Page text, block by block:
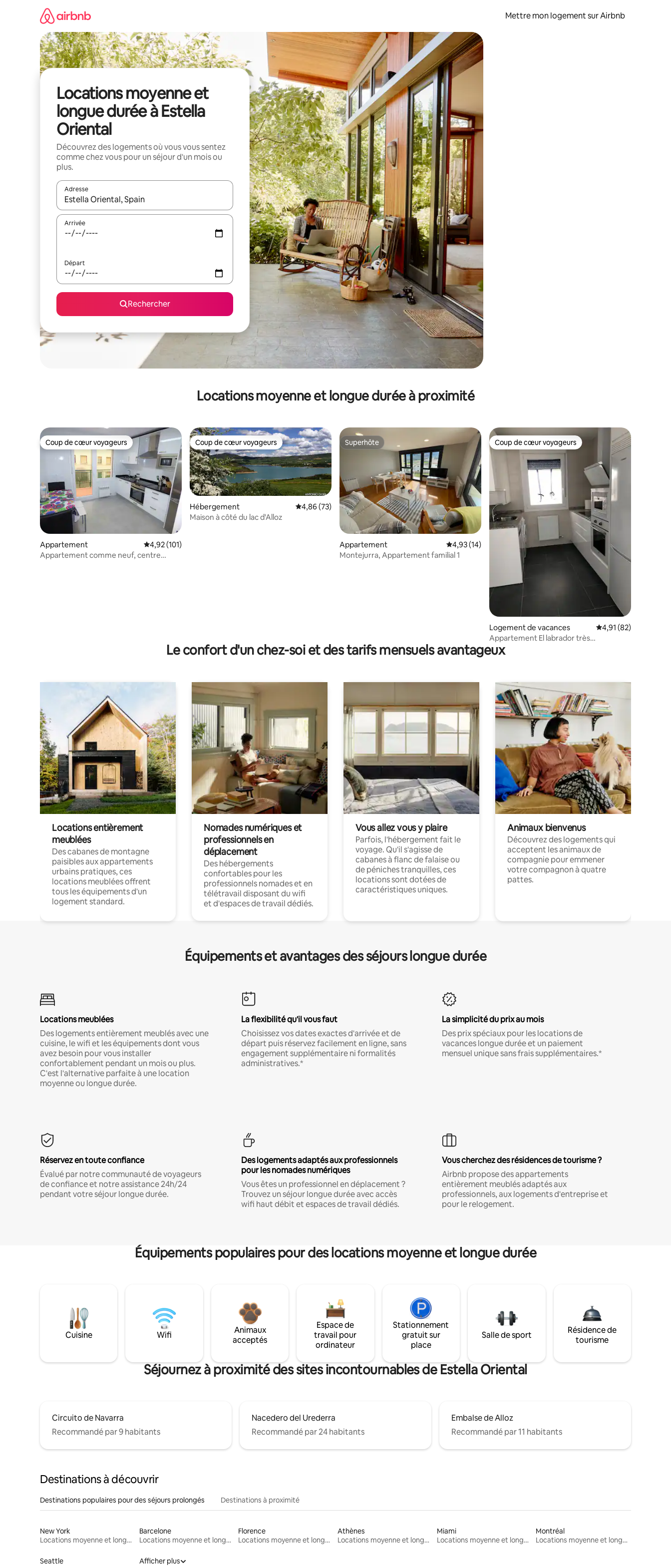
Mettre mon logement sur Airbnb
Locations moyenne et
longue durée à Estella
Oriental
Découvrez des logements où vous vous sentez
comme chez vous pour un séjour d'un mois ou
plus.
Adresse
Lorsque les résultats s'affichent, utilisez les flèches vers le haut et vers le bas pour les parcourir ou en appuyant et en faisant glisser.
Arrivée
Départ
Rechercher
Locations moyenne et longue durée à proximité
Coup de cœur voyageurs
Coup de cœur voyageurs
Appartement Évaluation moyenne sur la base de 101 commentaires : 4,92 sur 5
4,92 (101)
Appartement comme neuf, centre
Coup de cœur voyageurs
Coup de cœur voyageurs
Hébergement Évaluation moyenne sur la base de 73 commentaires : 4,86 sur 5
4,86 (73)
Maison à côté du lac d'Alloz
Superhôte
Superhôte
Appartement Évaluation moyenne sur la base de 14 commentaires : 4,93 sur 5
4,93 (14)
Montejurra, Appartement familial 1
Coup de cœur voyageurs
Coup de cœur voyageurs
Logement de vacances Évaluation moyenne
4,91 (82)
Appartement El labrador très
confortable venez nous voir
Le confort d'un chez-soi et des tarifs mensuels avantageux
Locations entièrement
meublées
Des cabanes de montagne
paisibles aux appartements
urbains pratiques, ces
locations meublées offrent
tous les équipements d'un
logement standard.
Nomades numériques et
professionnels en
déplacement
Des hébergements
confortables pour les
professionnels nomades et en
télétravail disposant du wifi
et d'espaces de travail dédiés.
Vous allez vous y plaire
Parfois, l'hébergement fait le
voyage. Qu'il s'agisse de
cabanes à flanc de falaise ou
de péniches tranquilles, ces
locations sont dotées de
caractéristiques uniques.
Animaux bienvenus
Découvrez des logements qui
acceptent les animaux de
compagnie pour emmener
votre compagnon à quatre
pattes.
Équipements et avantages des séjours longue durée
Locations meublées
Des logements entièrement meublés avec une
cuisine, le wifi et les équipements dont vous
avez besoin pour vous installer
confortablement pendant un mois ou plus.
C'est l'alternative parfaite à une location
moyenne ou longue durée.
La flexibilité qu'il vous faut
Choisissez vos dates exactes d'arrivée et de
départ puis réservez facilement en ligne, sans
engagement supplémentaire ni formalités
administratives.*
La simplicité du prix au mois
Des prix spéciaux pour les locations de
vacances longue durée et un paiement
mensuel unique sans frais supplémentaires.*
Réservez en toute confiance
Évalué par notre communauté de voyageurs
de confiance et notre assistance 24h/24
pendant votre séjour longue durée.
Des logements adaptés aux professionnels
pour les nomades numériques
Vous êtes un professionnel en déplacement ?
Trouvez un séjour longue durée avec accès
wifi haut débit et espaces de travail dédiés.
Vous cherchez des résidences de tourisme ?
Airbnb propose des appartements
entièrement meublés adaptés aux
professionnels, aux logements d'entreprise et
pour le relogement.
Équipements populaires pour des locations moyenne et longue durée
Cuisine Wifi
Animaux
acceptés
Espace de
travail pour
ordinateur
Stationnement
gratuit sur
place
Salle de sport
Résidence de
tourisme
Séjournez à proximité des sites incontournables de Estella Oriental
Circuito de Navarra
Recommandé par 9 habitants
Nacedero del Urederra
Recommandé par 24 habitants
Embalse de Alloz
Recommandé par 11 habitants
Destinations à découvrir
Destinations populaires pour des séjours prolongés Destinations à proximité
New York
Locations moyenne et longue durée
Barcelone
Locations moyenne et longue durée
Florence
Locations moyenne et longue durée
Athènes
Locations moyenne et longue durée
Miami
Locations moyenne et longue durée
Montréal
Locations moyenne et longue durée
Seattle
Afficher plus